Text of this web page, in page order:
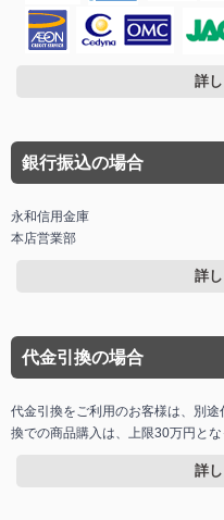
詳
銀行振込の場合
永和信用金庫
本店営業部
詳
代金引換の場合
代金引換をご利用のお客様は、別途
換での商品購入は、上限30万円とな
詳